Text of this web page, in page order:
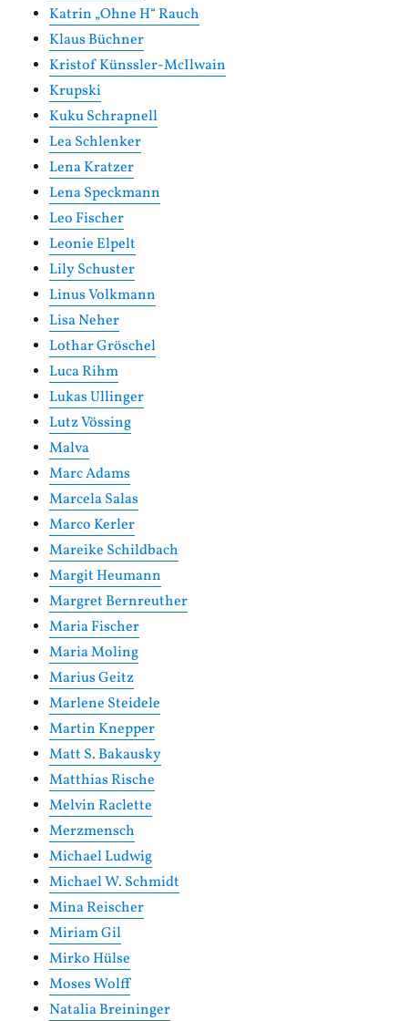
Katrin „Ohne H“ Rauch
Klaus Büchner
Kristof Künssler-McIlwain
Krupski
Kuku Schrapnell
Lea Schlenker
Lena Kratzer
Lena Speckmann
Leo Fischer
Leonie Elpelt
Lily Schuster
Linus Volkmann
Lisa Neher
Lothar Gröschel
Luca Rihm
Lukas Ullinger
Lutz Vössing
Malva
Marc Adams
Marcela Salas
Marco Kerler
Mareike Schildbach
Margit Heumann
Margret Bernreuther
Maria Fischer
Maria Moling
Marius Geitz
Marlene Steidele
Martin Knepper
Matt S. Bakausky
Matthias Rische
Melvin Raclette
Merzmensch
Michael Ludwig
Michael W. Schmidt
Mina Reischer
Miriam Gil
Mirko Hülse
Moses Wolff
Natalia Breininger